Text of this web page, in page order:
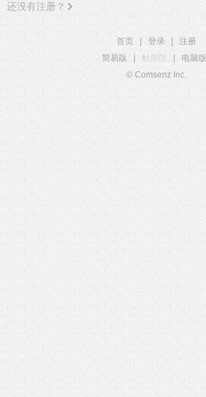
还没有注册？
首页 登录
注册
简易版
触屏版 电脑版
© Comsenz Inc.